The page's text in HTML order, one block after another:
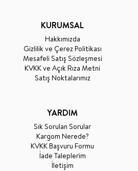
KURUMSAL
Hakkımızda
Gizlilik ve Çerez Politikası
Mesafeli Satış Sözleşmesi
KVKK ve Açık Rıza Metni
Satış Noktalarımız
YARDIM
Sık Sorulan Sorular
Kargom Nerede?
KVKK Başvuru Formu
İade Taleplerim
İletişim